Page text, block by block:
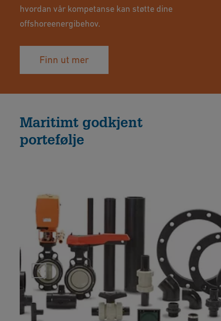
hvordan vår kompetanse kan støtte dine
offshoreenergibehov.
Finn ut mer
Maritimt godkjent
portefølje